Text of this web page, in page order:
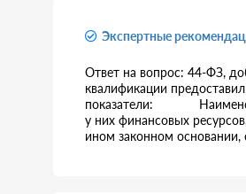
Экспертные
Ответ на вопрос: 44-ФЗ,
квалификации
показатели:
у них финансовых
ином законном основании,